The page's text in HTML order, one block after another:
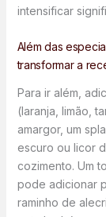
intensificar
Além das
transformar a
Para ir além,
(laranja, limão,
amargor, um
escuro ou licor
cozimento. Um
pode adicionar
raminho de